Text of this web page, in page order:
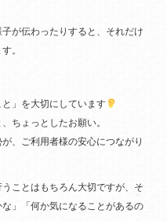
が伝わったりすると、それだけ
。
」を大切にしています
ちょっとしたお願い。
、ご利用者様の安心につながり
ことはもちろん大切ですが、そ
」「何か気になることがあるの